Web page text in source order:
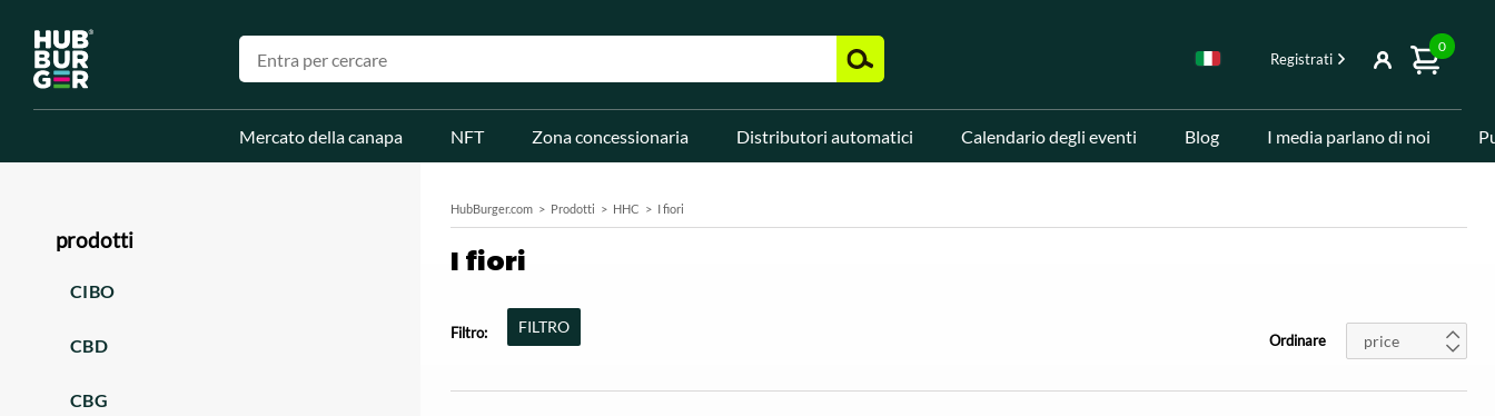
Registrati
0
Mercato della canapa NFT Zona concessionaria Distributori automatici Calendario degli eventi Blog I media parlano di noi
prodotti
CIBO
CBD
CBG
HubBurger.com Prodotti HHC I fiori
I fiori
Filtro: FILTRO
Ordinare price